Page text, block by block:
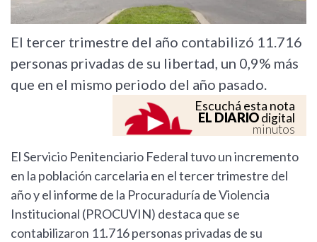
El tercer trimestre del año contabilizó 11.716
personas privadas de su libertad, un 0,9% más
que en el mismo periodo del año pasado.
Escuchá esta nota
EL DIARIOdigital
minutos
El Servicio Penitenciario Federal tuvo un incremento
en la población carcelaria en el tercer trimestre del
año y el informe de la Procuraduría de Violencia
Institucional (PROCUVIN) destaca que se
contabilizaron 11.716 personas privadas de su